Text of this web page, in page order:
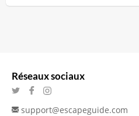
Réseaux sociaux
support@escapeguide.com